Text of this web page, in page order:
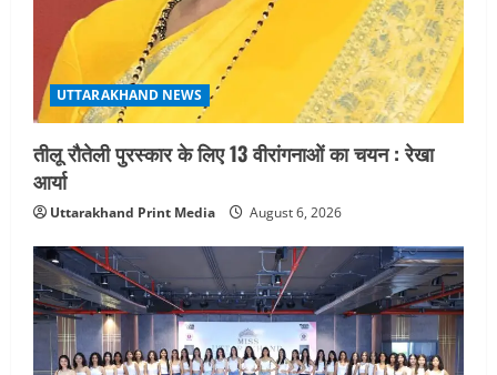
UTTARAKHAND NEWS
तीलू रौतेली पुरस्कार के लिए 13 वीरांगनाओं का चयन : रेखा
आर्या
Uttarakhand Print Media August 6, 2026